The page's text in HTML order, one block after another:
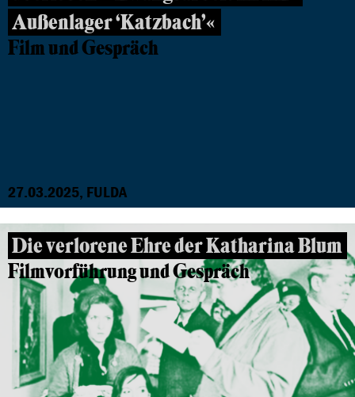
Außenlager ‘Katzbach’«
Film und Gespräch
27.03.2025, FULDA
Die verlorene Ehre der Katharina Blum
Filmvorführung und Gespräch